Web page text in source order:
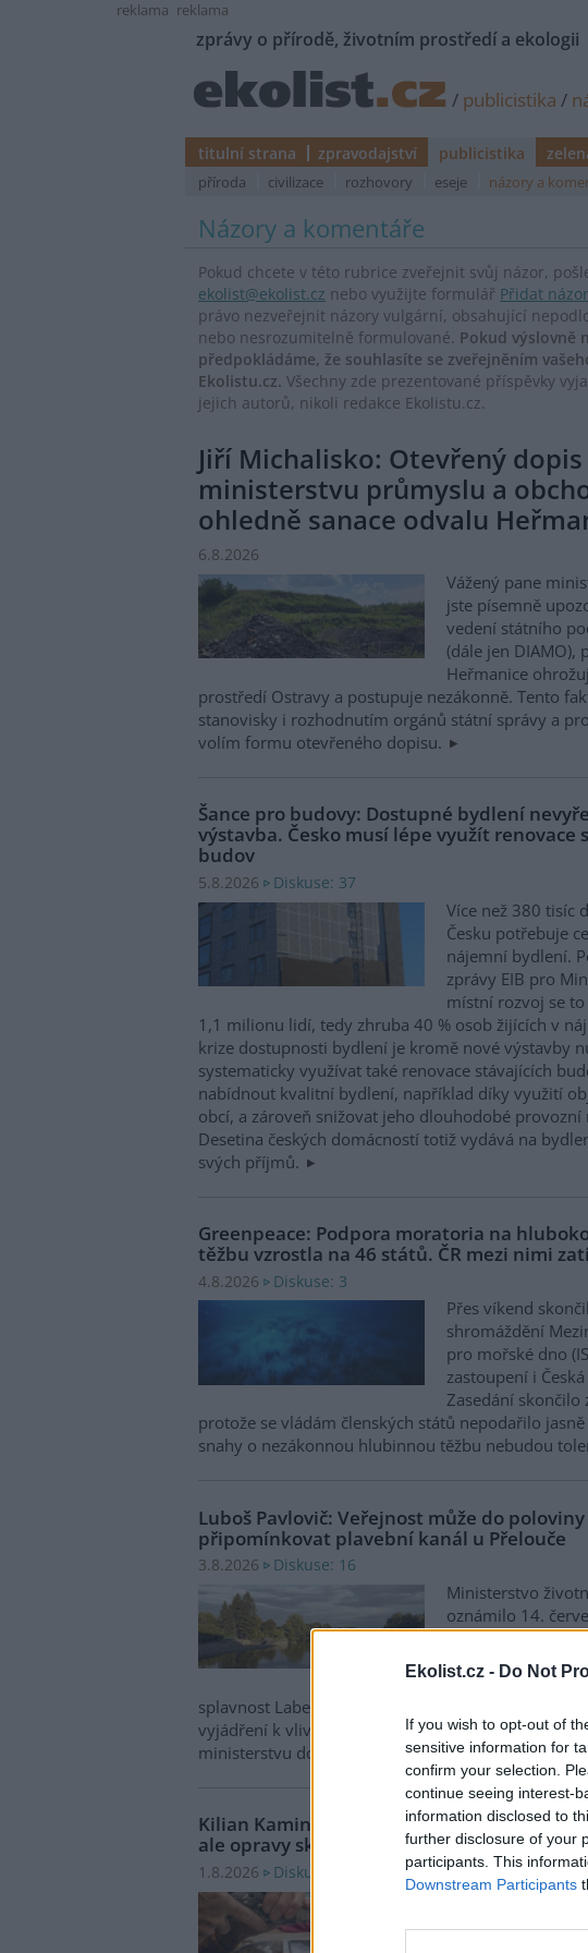
Ekolist.cz - Do Not
If you wish to opt-out of
sensitive information for
confirm your selection.
continue seeing interest-
information disclosed to
further disclosure of your
participants. This
Downstream Participants
reklama reklama
zprávy o přírodě, životním prostředí a ekologii
/ publicistika /
titulní strana zpravodajství publicistika
příroda civilizace rozhovory eseje názory a
Názory a komentáře
Pokud chcete v této rubrice zveřejnit svůj názor,
ekolist@ekolist.cz nebo využijte formulář Přidat názor
právo nezveřejnit názory vulgární, obsahující
nebo nesrozumitelně formulované. Pokud výslovně
předpokládáme, že souhlasíte se zveřejněním
Ekolistu.cz. Všechny zde prezentované příspěvky
jejich autorů, nikoli redakce Ekolistu.cz.
Jiří Michalisko: Otevřený dopis
ministerstvu průmyslu a
ohledně sanace odvalu
6.8.2026
Vážený pane
jste písemně
vedení státního
(dále jen DIAMO),
Heřmanice
prostředí Ostravy a postupuje nezákonně. Tento
stanovisky i rozhodnutím orgánů státní správy a
volím formu otevřeného dopisu.
Šance pro budovy: Dostupné bydlení
výstavba. Česko musí lépe využít renovace
budov
5.8.2026 Diskuse: 37
Více než 380 tisíc
Česku potřebuje
nájemní bydlení.
zprávy EIB pro
místní rozvoj se
1,1 milionu lidí, tedy zhruba 40 % osob žijících v
krize dostupnosti bydlení je kromě nové výstavby
systematicky využívat také renovace stávajících
nabídnout kvalitní bydlení, například díky využití
obcí, a zároveň snižovat jeho dlouhodobé provozní
Desetina českých domácností totiž vydává na
svých příjmů.
Greenpeace: Podpora moratoria na
těžbu vzrostla na 46 států. ČR mezi nimi
4.8.2026 Diskuse: 3
Přes víkend
shromáždění
pro mořské dno
zastoupení i
Zasedání skončilo
protože se vládám členských států nepodařilo
snahy o nezákonnou hlubinnou těžbu nebudou
Luboš Pavlovič: Veřejnost může do
připomínkovat plavební kanál u Přelouče
3.8.2026 Diskuse: 16
Ministerstvo
oznámilo 14.
zahájení
záměr „Stupeň
miliardy korun,
splavnost Labe o 23 kilometrů do Pardubic.
vyjádření k vlivům této stavby na životní prostředí
ministerstvu do 13. srpna 2026.
Kilian Kaminski: Evropa slibuje právo na
ale opravy skutečně levnější?
1.8.2026 Diskuse: 38
Členské státy